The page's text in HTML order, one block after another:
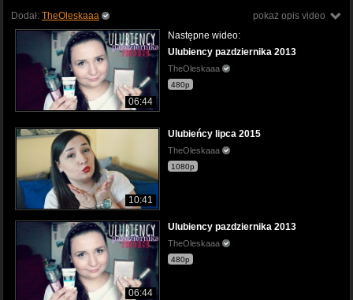
pokaż opis video
Dodał: TheOleskaaa
06:44
Następne wideo:
Ulubiency pazdziernika 2013
TheOleskaaa
480p
10:41
Ulubieńcy lipca 2015
TheOleskaaa
1080p
06:44
Ulubiency pazdziernika 2013
TheOleskaaa
480p